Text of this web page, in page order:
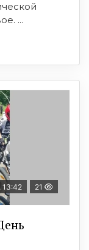
...
13:42 21